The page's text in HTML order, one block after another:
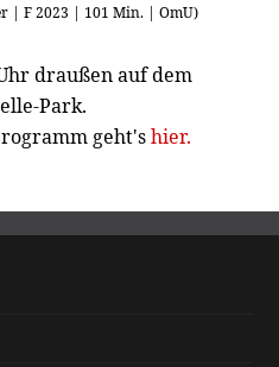
| F 2023 | 101 Min. | OmU)
draußen auf dem
Park.
geht'shier.